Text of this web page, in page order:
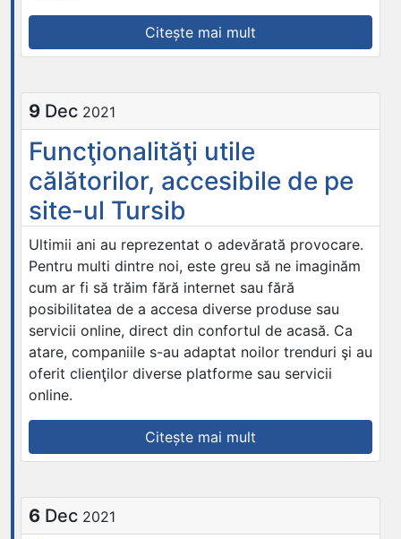
Citește mai mult
nou
traseul
verde”
9 Dec 2021
Funcţionalităţi utile
călătorilor, accesibile de pe
site-ul Tursib
Ultimii ani au reprezentat o adevărată provocare.
Pentru multi dintre noi, este greu să ne imaginăm
cum ar fi să trăim fără internet sau fără
posibilitatea de a accesa diverse produse sau
servicii online, direct din confortul de acasă. Ca
atare, companiile s-au adaptat noilor trenduri şi au
oferit clienţilor diverse platforme sau servicii
online.
Citește mai mult
utile
accesibile
6 Dec 2021